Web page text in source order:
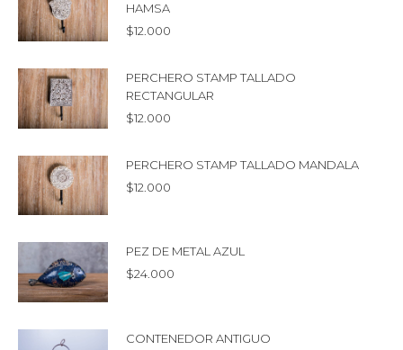
HAMSA
$12.000
PERCHERO STAMP TALLADO
RECTANGULAR
$12.000
PERCHERO STAMP TALLADO MANDALA
$12.000
PEZ DE METAL AZUL
$24.000
CONTENEDOR ANTIGUO